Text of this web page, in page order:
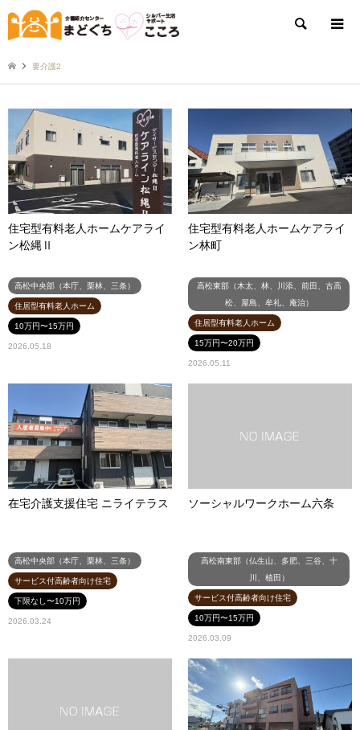
検索
要介護2
住宅型有料老人ホームケアライ
ン松縄Ⅱ
高松中央部（本庁、栗林、三条）
住居型有料老人ホーム
10万円〜15万円
2026.05.18
住宅型有料老人ホームケアライ
ン林町
高松東部（木太、林、川添、前田、古高
松、屋島、牟礼、庵治）
住居型有料老人ホーム
15万円〜20万円
2026.05.11
在宅介護支援住宅 ニライテラス
高松中央部（本庁、栗林、三条）
サービス付高齢者向け住宅
下限なし〜10万円
2026.03.24
ソーシャルワークホーム六条
高松南東部（仏生山、多肥、三谷、十
川、植田）
サービス付高齢者向け住宅
10万円〜15万円
2026.03.09